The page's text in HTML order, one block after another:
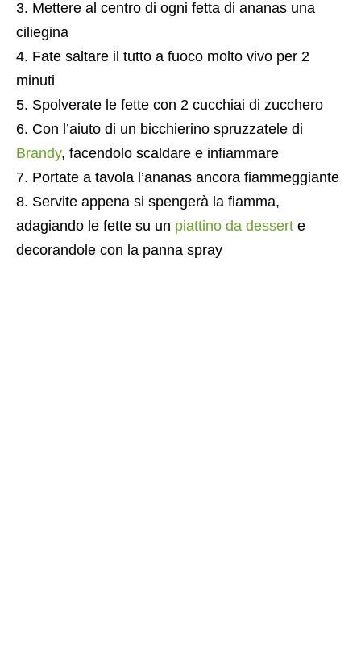
Mettere al centro di ogni fetta di ananas una
ciliegina
Fate saltare il tutto a fuoco molto vivo per 2
minuti
Spolverate le fette con 2 cucchiai di zucchero
Con l’aiuto di un bicchierino spruzzatele di
Brandy, facendolo scaldare e infiammare
Portate a tavola l’ananas ancora fiammeggiante
Servite appena si spengerà la fiamma,
adagiando le fette su un piattino da dessert e
decorandole con la panna spray